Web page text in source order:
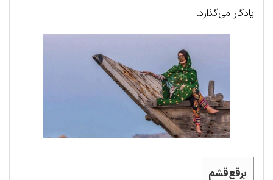
یادگار می‌گذارد.
برقعقشم